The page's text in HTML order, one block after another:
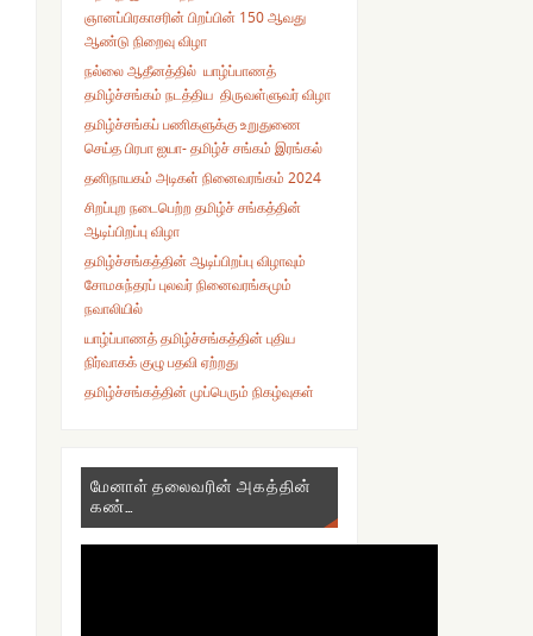
ஞானப்பிரகாசரின் பிறப்பின் 150 ஆவது
ஆண்டு நிறைவு விழா
நல்லை ஆதீனத்தில் யாழ்ப்பாணத்
தமிழ்ச்சங்கம் நடத்திய திருவள்ளுவர் விழா
தமிழ்ச்சங்கப் பணிகளுக்கு உறுதுணை
செய்த பிரபா ஐயா- தமிழ்ச் சங்கம் இரங்கல்
தனிநாயகம் அடிகள் நினைவரங்கம் 2024
சிறப்புற நடைபெற்ற தமிழ்ச் சங்கத்தின்
ஆடிப்பிறப்பு விழா
தமிழ்ச்சங்கத்தின் ஆடிப்பிறப்பு விழாவும்
சோமசுந்தரப் புலவர் நினைவரங்கமும்
நவாலியில்
யாழ்ப்பாணத் தமிழ்ச்சங்கத்தின் புதிய
நிர்வாகக் குழு பதவி ஏற்றது
தமிழ்ச்சங்கத்தின் முப்பெரும் நிகழ்வுகள்
மேனாள் தலைவரின் அகத்தின்
கண்…